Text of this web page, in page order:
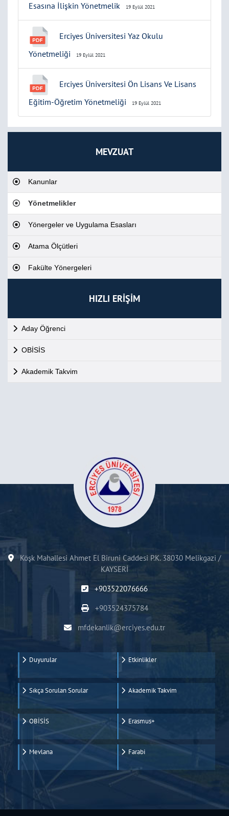
MEVZUAT
Kanunlar
Yönetmelikler
Yönergeler ve Uygulama Esasları
Atama Ölçütleri
Fakülte Yönergeleri
HIZLI ERİŞİM
Aday Öğrenci
OBİSİS
Akademik Takvim
Esasına İlişkin Yönetmelik
19 Eylül 2021
Erciyes Üniversitesi Yaz Okulu
Yönetmeliği
19 Eylül 2021
Erciyes Üniversitesi Ön Lisans Ve Lisans
Eğitim-Öğretim Yönetmeliği
19 Eylül 2021
Köşk Mahallesi Ahmet El Biruni Caddesi P.K. 38030 Melikgazi /
KAYSERİ
+903522076666
+903524375784
mfdekanlik@erciyes.edu.tr
Duyurular Etkinlikler
Sıkça Sorulan Sorular Akademik Takvim
OBİSİS Erasmus+
Mevlana Farabi